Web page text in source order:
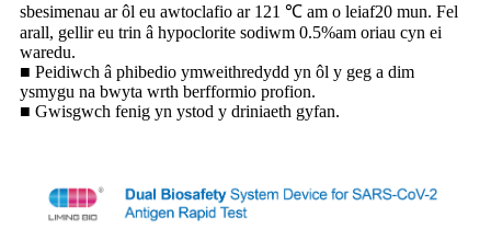
sbesimenau ar ôl eu awtoclafio ar 121 ℃ am o leiaf20 mun. Fel
arall, gellir eu trin â hypoclorite sodiwm 0.5%am oriau cyn ei
waredu.
■ Peidiwch â phibedio ymweithredydd yn ôl y geg a dim
ysmygu na bwyta wrth berfformio profion.
■ Gwisgwch fenig yn ystod y driniaeth gyfan.